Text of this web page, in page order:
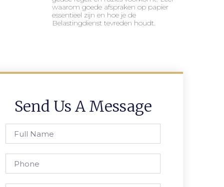
waarom goede afspraken op papier
essentieel zijn en hoe je de
Belastingdienst tevreden houdt.
Send Us A Message